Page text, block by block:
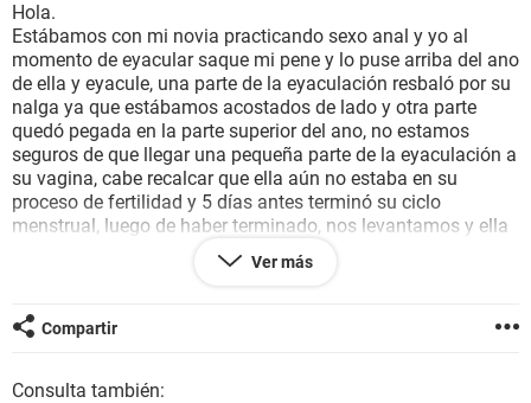
BIENESTAR
SEXUALIDAD
GLOSARIO
Hola.
Estábamos con mi novia practicando sexo anal y yo al
momento de eyacular saque mi pene y lo puse arriba del ano
de ella y eyacule, una parte de la eyaculación resbaló por su
nalga ya que estábamos acostados de lado y otra parte
quedó pegada en la parte superior del ano, no estamos
seguros de que llegar una pequeña parte de la eyaculación a
su vagina, cabe recalcar que ella aún no estaba en su
proceso de fertilidad y 5 días antes terminó su ciclo
menstrual, luego de haber terminado, nos levantamos y ella
se fue a limpiar el ano y le dije que se limpiarse toda el área
con jabón y agua y de igual forma su vagina, quisiera saber
Ver más
Compartir
Consulta también: